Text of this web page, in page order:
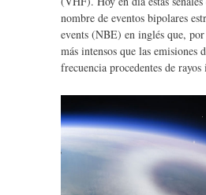
nombre de eventos bipolares
events (NBE) en inglés que,
más intensos que las emisiones
frecuencia procedentes de